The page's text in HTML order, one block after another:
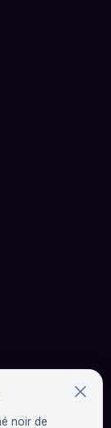
noir de